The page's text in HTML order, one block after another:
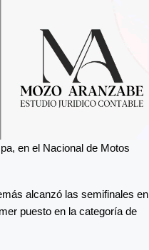
en el Nacional de Motos
alcanzó las semifinales en
puesto en la categoría de